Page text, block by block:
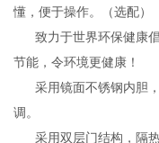
懂，便于操作。（选配）
致力于世界环保健康倡
节能，令环境更健康！
采用镜面不锈钢内胆，
调。
采用双层门结构，隔热